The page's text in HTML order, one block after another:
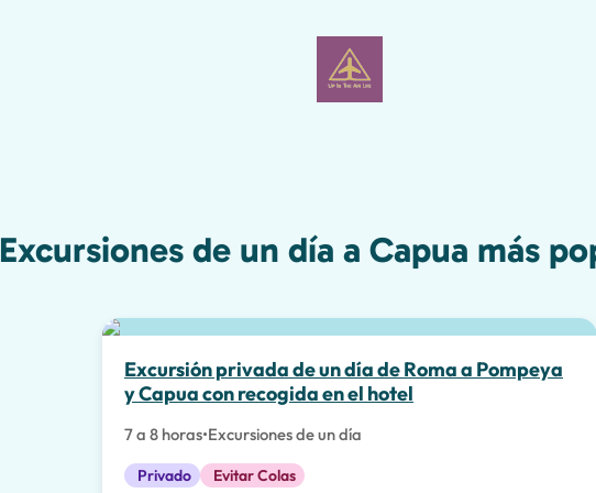
Excursiones de un día a Capua más
Excursión privada de un día de Roma a Pompeya
y Capua con recogida en el hotel
7 a 8 horas•Excursiones de un día
Privado Evitar Colas